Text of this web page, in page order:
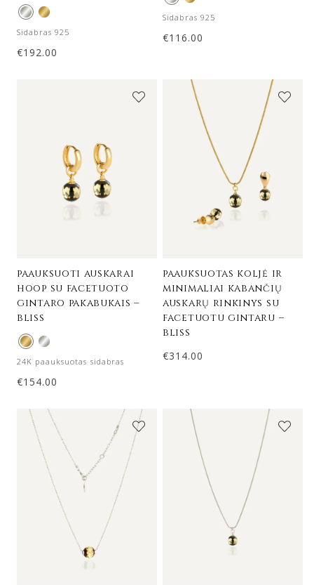
Sidabras 925
€192.00
Sidabras 925
€116.00
paauksuoti auskarai
hoop su facetuoto
gintaro pakabukais –
bliss
24K paauksuotas sidabras
€154.00
paauksuotas koljė ir
minimaliai kabančių
auskarų rinkinys su
facetuotu gintaru –
bliss
€314.00